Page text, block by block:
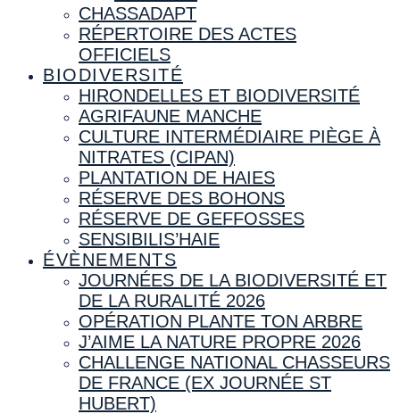
CHASSADAPT
RÉPERTOIRE DES ACTES
OFFICIELS
BIODIVERSITÉ
HIRONDELLES ET BIODIVERSITÉ
AGRIFAUNE MANCHE
CULTURE INTERMÉDIAIRE PIÈGE À
NITRATES (CIPAN)
PLANTATION DE HAIES
RÉSERVE DES BOHONS
RÉSERVE DE GEFFOSSES
SENSIBILIS’HAIE
ÉVÈNEMENTS
JOURNÉES DE LA BIODIVERSITÉ ET
DE LA RURALITÉ 2026
OPÉRATION PLANTE TON ARBRE
J’AIME LA NATURE PROPRE 2026
CHALLENGE NATIONAL CHASSEURS
DE FRANCE (EX JOURNÉE ST
HUBERT)